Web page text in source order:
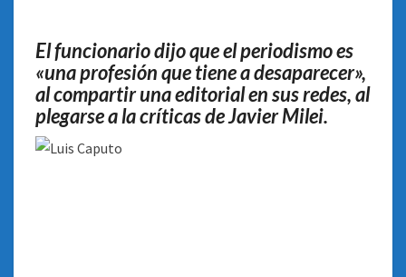
El funcionario dijo que el periodismo es
«una profesión que tiene a desaparecer»,
al compartir una editorial en sus redes, al
plegarse a la críticas de Javier Milei.